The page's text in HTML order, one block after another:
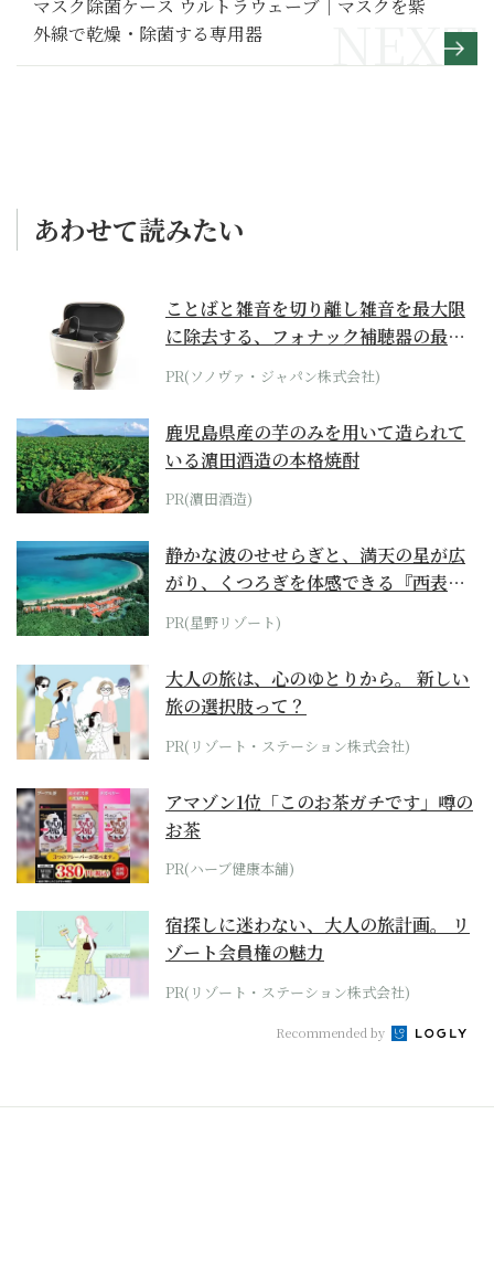
マスク除菌ケース ウルトラウェーブ｜マスクを紫
外線で乾燥・除菌する専用器
あわせて読みたい
ことばと雑音を切り離し雑音を最大限
に除去する、フォナック補聴器の最上
位モデル
PR(ソノヴァ・ジャパン株式会社)
鹿児島県産の芋のみを用いて造られて
いる濵田酒造の本格焼酎
PR(濵田酒造)
静かな波のせせらぎと、満天の星が広
がり、くつろぎを体感できる『西表島
ホテル by...
PR(星野リゾート)
大人の旅は、心のゆとりから。 新しい
旅の選択肢って？
PR(リゾート・ステーション株式会社)
アマゾン1位「このお茶ガチです」噂の
お茶
PR(ハーブ健康本舗)
宿探しに迷わない、大人の旅計画。 リ
ゾート会員権の魅力
PR(リゾート・ステーション株式会社)
Recommended by